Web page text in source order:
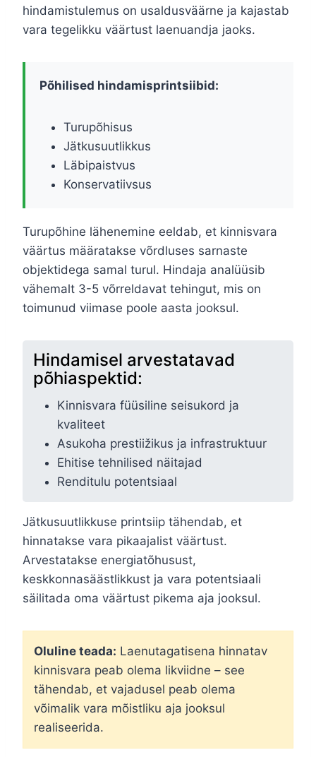
hindamistulemus on usaldusväärne ja kajastab
vara tegelikku väärtust laenuandja jaoks.
Põhilised hindamisprintsiibid:
Turupõhisus
Jätkusuutlikkus
Läbipaistvus
Konservatiivsus
Turupõhine lähenemine eeldab, et kinnisvara
väärtus määratakse võrdluses sarnaste
objektidega samal turul. Hindaja analüüsib
vähemalt 3-5 võrreldavat tehingut, mis on
toimunud viimase poole aasta jooksul.
Hindamisel arvestatavad
põhiaspektid:
Kinnisvara füüsiline seisukord ja
kvaliteet
Asukoha prestiižikus ja infrastruktuur
Ehitise tehnilised näitajad
Renditulu potentsiaal
Jätkusuutlikkuse printsiip tähendab, et
hinnatakse vara pikaajalist väärtust.
Arvestatakse energiatõhusust,
keskkonnasäästlikkust ja vara potentsiaali
säilitada oma väärtust pikema aja jooksul.
Oluline teada: Laenutagatisena hinnatav
kinnisvara peab olema likviidne – see
tähendab, et vajadusel peab olema
võimalik vara mõistliku aja jooksul
realiseerida.